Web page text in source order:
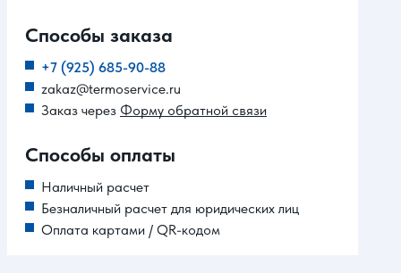
Способы заказа
+7 (925) 685-90-88
zakaz@termoservice.ru
Заказ через Форму обратной связи
Способы оплаты
Наличный расчет
Безналичный расчет для юридических лиц
Оплата картами / QR-кодом